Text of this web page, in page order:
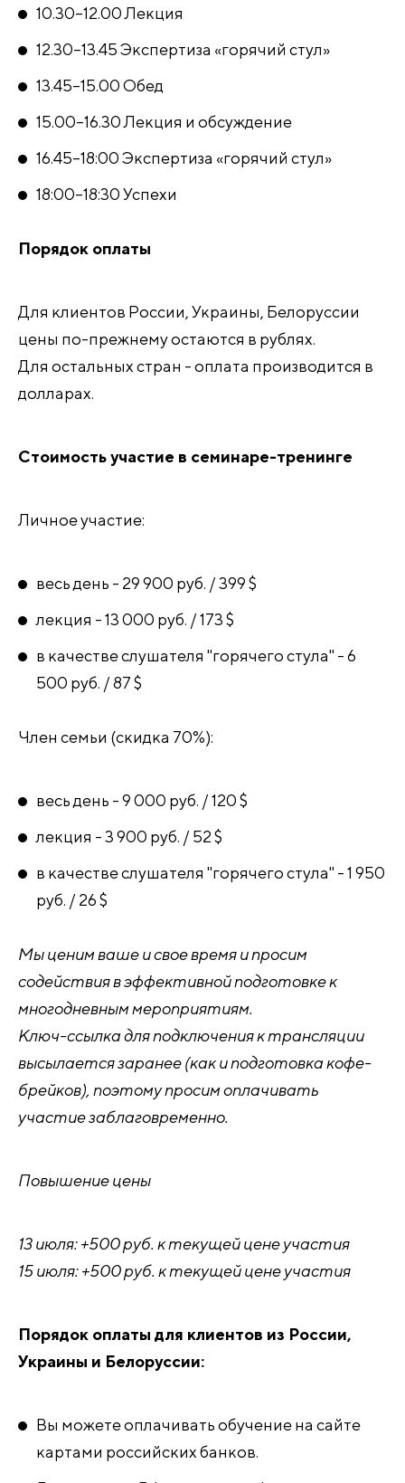
10.30–12.00 Лекция
12.30–13.45 Экспертиза «горячий стул»
13.45–15.00 Обед
15.00–16.30 Лекция и обсуждение
16.45–18:00 Экспертиза «горячий стул»
18:00–18:30 Успехи
Порядок оплаты
Для клиентов России, Украины, Белоруссии
цены по-прежнему остаются в рублях.
Для остальных стран - оплата производится в
долларах.
Стоимость участие в семинаре-тренинге
Личное участие:
весь день - 29 900 руб. / 399 $
лекция - 13 000 руб. / 173 $
в качестве слушателя "горячего стула" - 6
500 руб. / 87 $
Член семьи (скидка 70%):
весь день - 9 000 руб. / 120 $
лекция - 3 900 руб. / 52 $
в качестве слушателя "горячего стула" - 1 950
руб. / 26 $
Мы ценим ваше и свое время и просим
содействия в эффективной подготовке к
многодневным мероприятиям.
Ключ-ссылка для подключения к трансляции
высылается заранее (как и подготовка кофе-
брейков), поэтому просим оплачивать
участие заблаговременно.
Повышение цены
13 июля: +500 руб. к текущей цене участия
15 июля: +500 руб. к текущей цене участия
Порядок оплаты для клиентов из России,
Украины и Белоруссии:
Вы можете оплачивать обучение на сайте
картами российских банков.